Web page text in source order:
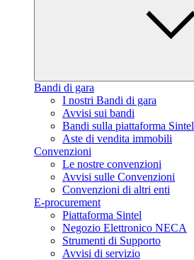
Bandi di gara
I nostri Bandi di gara
Avvisi sui bandi
Bandi sulla piattaforma Sintel
Aste di vendita immobili
Convenzioni
Le nostre convenzioni
Avvisi sulle Convenzioni
Convenzioni di altri enti
E-procurement
Piattaforma Sintel
Negozio Elettronico NECA
Strumenti di Supporto
Avvisi di servizio